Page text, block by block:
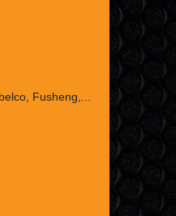
Fusheng,...